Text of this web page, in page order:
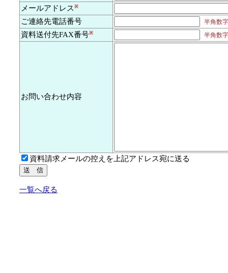
メールアドレス ※
ご連絡先電話番号 半角数
資料送付先FAX番号※ 半角数
お問い合わせ内容
資料請求メールの控えを上記アドレス宛に送る
一覧へ戻る